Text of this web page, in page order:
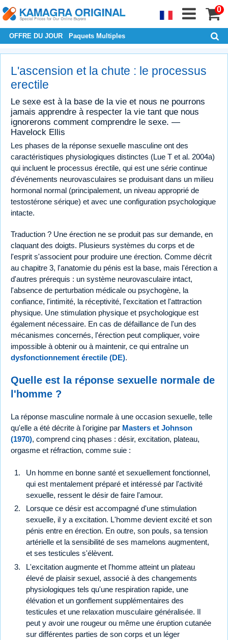
0
OFFRE DU JOUR Paquets Multiples
L'ascension et la chute : le processus
erectile
Le sexe est à la base de la vie et nous ne pourrons
jamais apprendre à respecter la vie tant que nous
ignorerons comment comprendre le sexe. —
Havelock Ellis
Les phases de la réponse sexuelle masculine ont des
caractéristiques physiologiques distinctes (Lue T et al. 2004a)
qui incluent le processus érectile, qui est une série continue
d'événements neurovasculaires se produisant dans un milieu
hormonal normal (principalement, un niveau approprié de
testostérone sérique) et avec une configuration psychologique
intacte.
Traduction ? Une érection ne se produit pas sur demande, en
claquant des doigts. Plusieurs systèmes du corps et de
l'esprit s'associent pour produire une érection. Comme décrit
au chapitre 3, l'anatomie du pénis est la base, mais l'érection a
d'autres prérequis : un système neurovasculaire intact,
l'absence de perturbation médicale ou psychogène, la
confiance, l'intimité, la réceptivité, l'excitation et l'attraction
physique. Une stimulation physique et psychologique est
également nécessaire. En cas de défaillance de l'un des
mécanismes concernés, l'érection peut compliquer, voire
impossible à obtenir ou à maintenir, ce qui entraîne un
dysfonctionnement érectile (DE).
Quelle est la réponse sexuelle normale de
l'homme ?
La réponse masculine normale à une occasion sexuelle, telle
qu'elle a été décrite à l'origine par Masters et Johnson
(1970), comprend cinq phases : désir, excitation, plateau,
orgasme et réfraction, comme suie :
Un homme en bonne santé et sexuellement fonctionnel,
qui est mentalement préparé et intéressé par l'activité
sexuelle, ressent le désir de faire l'amour.
Lorsque ce désir est accompagné d'une stimulation
sexuelle, il y a excitation. L'homme devient excité et son
pénis entre en érection. En outre, son pouls, sa tension
artérielle et la sensibilité de ses mamelons augmentent,
et ses testicules s'élèvent.
L'excitation augmente et l'homme atteint un plateau
élevé de plaisir sexuel, associé à des changements
physiologiques tels qu'une respiration rapide, une
élévation et un gonflement supplémentaires des
testicules et une relaxation musculaire généralisée. Il
peut y avoir une rougeur ou même une éruption cutanée
sur différentes parties de son corps et un léger